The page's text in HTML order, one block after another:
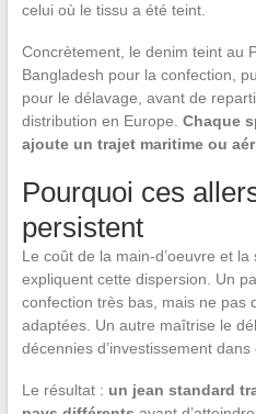
celui où le tissu a été teint.
Concrètement, le denim teint au
Bangladesh pour la confection,
pour le délavage, avant de
distribution en Europe. Chaque
ajoute un trajet maritime ou
Pourquoi ces
persistent
Le coût de la main-d’oeuvre et
expliquent cette dispersion. Un
confection très bas, mais ne pas
adaptées. Un autre maîtrise le
décennies d’investissement dans
Le résultat : un jean standard